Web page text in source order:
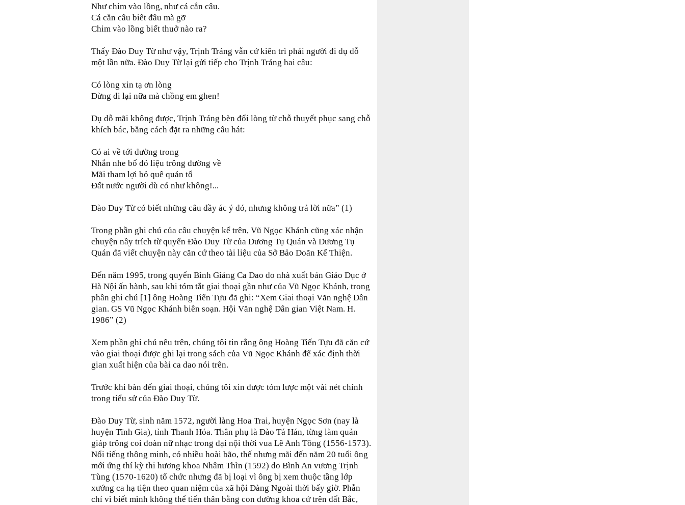
Như chim vào lồng, như cá cắn câu.
Cá cắn câu biết đâu mà gỡ
Chim vào lồng biết thuở nào ra?
Thấy Đào Duy Từ như vậy, Trịnh Tráng vẫn cứ kiên trì phái người đi dụ dỗ
một lần nữa. Đào Duy Từ lại gửi tiếp cho Trịnh Tráng hai câu:
Có lòng xin tạ ơn lòng
Đừng đi lại nữa mà chồng em ghen!
Dụ dỗ mãi không được, Trịnh Tráng bèn đổi lòng từ chỗ thuyết phục sang chỗ
khích bác, bằng cách đặt ra những câu hát:
Có ai về tới đường trong
Nhắn nhe bố đỏ liệu trông đường về
Mãi tham lợi bỏ quê quán tổ
Đất nước người dù có như không!...
Đào Duy Từ có biết những câu đầy ác ý đó, nhưng không trả lời nữa” (1)
Trong phần ghi chú của câu chuyện kể trên, Vũ Ngọc Khánh cũng xác nhận
chuyện nầy trích từ quyển Đào Duy Từ của Dương Tụ Quán và Dương Tụ
Quán đã viết chuyện này căn cứ theo tài liệu của Sở Bảo Doãn Kế Thiện.
Đến năm 1995, trong quyển Bình Giảng Ca Dao do nhà xuất bản Giáo Dục ở
Hà Nội ấn hành, sau khi tóm tắt giai thoại gần như của Vũ Ngọc Khánh, trong
phần ghi chú [1] ông Hoàng Tiến Tựu đã ghi: “Xem Giai thoại Văn nghệ Dân
gian. GS Vũ Ngọc Khánh biên soạn. Hội Văn nghệ Dân gian Việt Nam. H.
1986” (2)
Xem phần ghi chú nêu trên, chúng tôi tin rằng ông Hoàng Tiến Tựu đã căn cứ
vào giai thoại được ghi lại trong sách của Vũ Ngọc Khánh để xác định thời
gian xuất hiện của bài ca dao nói trên.
Trước khi bàn đến giai thoại, chúng tôi xin được tóm lược một vài nét chính
trong tiểu sử của Đào Duy Từ.
Đào Duy Từ, sinh năm 1572, người làng Hoa Trai, huyện Ngọc Sơn (nay là
huyện Tĩnh Gia), tỉnh Thanh Hóa. Thân phụ là Đào Tá Hán, từng làm quản
giáp trông coi đoàn nữ nhạc trong đại nội thời vua Lê Anh Tông (1556-1573).
Nổi tiếng thông minh, có nhiều hoài bão, thế nhưng mãi đến năm 20 tuổi ông
mới ứng thí kỳ thi hương khoa Nhâm Thìn (1592) do Bình An vương Trịnh
Tùng (1570-1620) tổ chức nhưng đã bị loại vì ông bị xem thuộc tầng lớp
xướng ca hạ tiện theo quan niệm của xã hội Đàng Ngoài thời bấy giờ. Phẫn
chí vì biết mình không thể tiến thân bằng con đường khoa cử trên đất Bắc,